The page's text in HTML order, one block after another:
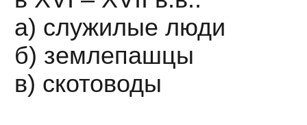
а) служилые люди
б) землепашцы
в) скотоводы